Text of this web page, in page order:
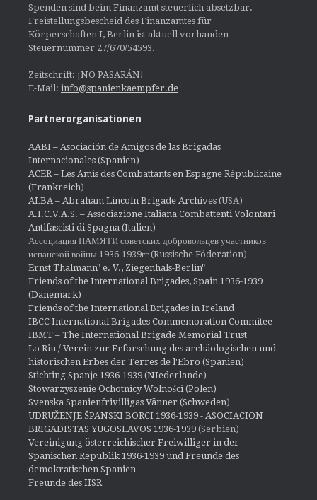
Spenden sind beim Finanzamt steuerlich absetzbar.
Freistellungsbescheid des Finanzamtes für
Körperschaften I, Berlin ist aktuell vorhanden
Steuernummer 27/670/54593.
Zeitschrift: ¡NO PASARÁN!
E-Mail: info@spanienkaempfer.de
Partnerorganisationen
AABI – Asociación de Amigos de las Brigadas
Internacionales (Spanien)
ACER – Les Amis des Combattants en Espagne Républicaine
(Frankreich)
ALBA – Abraham Lincoln Brigade Archives (USA)
A.I.C.V.A.S. – Associazione Italiana Combattenti Volontari
Antifascisti di Spagna (Italien)
Ассоциация ПАМЯТИ советских добровольцев участников
испанской войны 1936-1939гг (Russische Föderation)
Ernst Thälmann" e. V., Ziegenhals-Berlin"
Friends of the International Brigades, Spain 1936-1939
(Dänemark)
Friends of the International Brigades in Ireland
IBCC International Brigades Commemoration Commitee
IBMT – The International Brigade Memorial Trust
Lo Riu / Verein zur Erforschung des archäologischen und
historischen Erbes der Terres de l'Ebro (Spanien)
Stichting Spanje 1936-1939 (NIederlande)
Stowarzyszenie Ochotnicy Wolności (Polen)
Svenska Spanienfrivilligas Vänner (Schweden)
UDRUŽENJE ŠPANSKI BORCI 1936-1939 - ASOCIACION
BRIGADISTAS YUGOSLAVOS 1936-1939 (Serbien)
Vereinigung österreichischer Freiwilliger in der
Spanischen Republik 1936-1939 und Freunde des
demokratischen Spanien
Freunde des IISR